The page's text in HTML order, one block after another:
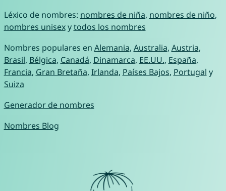
Léxico de nombres: nombres de niña, nombres de niño,
nombres unisexytodos los nombres
Nombres populares en Alemania, Australia, Austria,
Brasil, Bélgica, Canadá, Dinamarca, EE.UU., España,
Francia, Gran Bretaña, Irlanda, Países Bajos, Portugal y
Suiza
Generador de nombres
Nombres Blog